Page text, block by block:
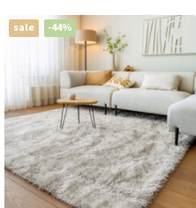
sale -44%